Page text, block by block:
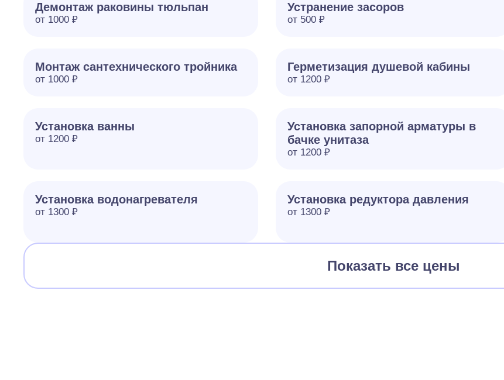
Демонтаж раковины тюльпан
от 1000 ₽
Устранение засоров
от 500 ₽
Монтаж сантехнического тройника
от 1000 ₽
Герметизация душевой кабины
от 1200 ₽
Установка ванны
от 1200 ₽
Установка запорной арматуры в
бачке унитаза
от 1200 ₽
Установка водонагревателя
от 1300 ₽
Установка редуктора давления
от 1300 ₽
Показать все цены